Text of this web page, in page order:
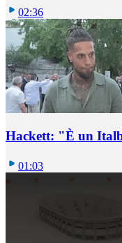
02:36
Hackett: "È un
01:03